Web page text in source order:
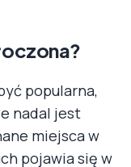
popularna,
nadal jest
miejsca w
pojawia się w